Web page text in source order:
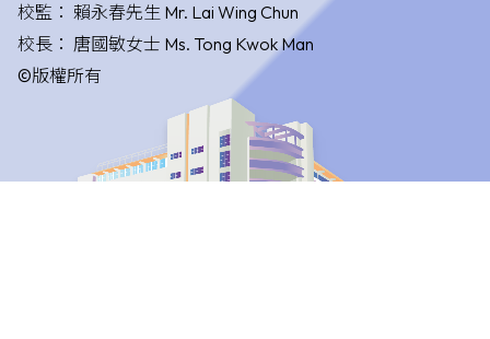
校監： 賴永春先生 Mr. Lai Wing Chun
校長： 唐國敏女士 Ms. Tong Kwok Man
©版權所有